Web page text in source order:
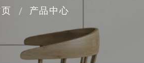
产品中心